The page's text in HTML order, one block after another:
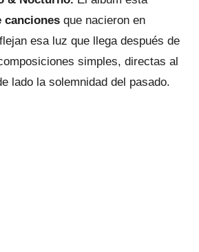
canciones que nacieron en
esa luz que llega después de
simples, directas al
lado la solemnidad del pasado.